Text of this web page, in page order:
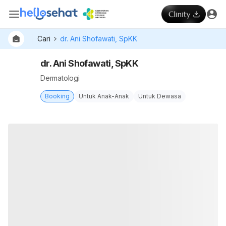
Cari dr. Ani Shofawati, SpKK
dr. Ani Shofawati, SpKK
Dermatologi
Booking Untuk Anak-Anak Untuk Dewasa